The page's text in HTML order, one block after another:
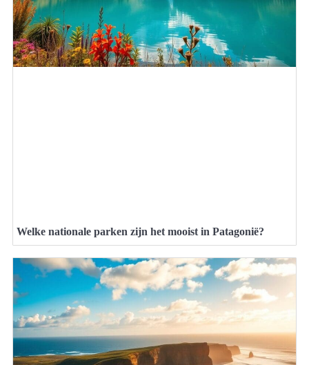
Welke nationale parken zijn het mooist in Patagonië?